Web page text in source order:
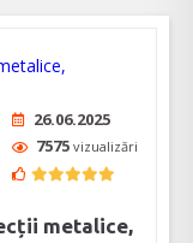
26.06.2025
7575 vizualizări
metalice,